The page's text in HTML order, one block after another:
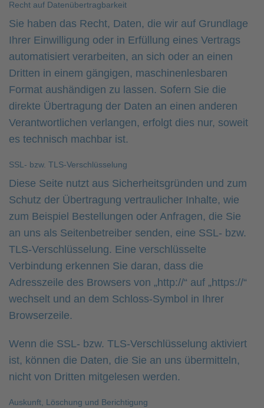
Recht auf Daten­übertrag­barkeit
Sie haben das Recht, Daten, die wir auf Grundlage
Ihrer Einwilligung oder in Erfüllung eines Vertrags
automatisiert verarbeiten, an sich oder an einen
Dritten in einem gängigen, maschinenlesbaren
Format aushändigen zu lassen. Sofern Sie die
direkte Übertragung der Daten an einen anderen
Verantwortlichen verlangen, erfolgt dies nur, soweit
es technisch machbar ist.
SSL- bzw. TLS-Verschlüsselung
Diese Seite nutzt aus Sicherheitsgründen und zum
Schutz der Übertragung vertraulicher Inhalte, wie
zum Beispiel Bestellungen oder Anfragen, die Sie
an uns als Seitenbetreiber senden, eine SSL- bzw.
TLS-Verschlüsselung. Eine verschlüsselte
Verbindung erkennen Sie daran, dass die
Adresszeile des Browsers von „http://“ auf „https://“
wechselt und an dem Schloss-Symbol in Ihrer
Browserzeile.
Wenn die SSL- bzw. TLS-Verschlüsselung aktiviert
ist, können die Daten, die Sie an uns übermitteln,
nicht von Dritten mitgelesen werden.
Auskunft, Löschung und Berichtigung